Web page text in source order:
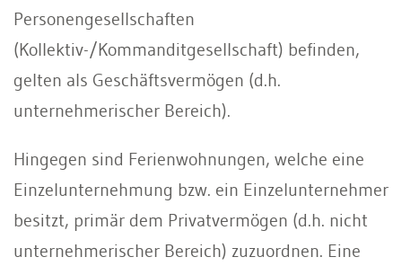
Personengesellschaften
(Kollektiv-/Kommanditgesellschaft) befinden,
gelten als Geschäftsvermögen (d.h.
unternehmerischer Bereich).
Hingegen sind Ferienwohnungen, welche eine
Einzelunternehmung bzw. ein Einzelunternehmer
besitzt, primär dem Privatvermögen (d.h. nicht
unternehmerischer Bereich) zuzuordnen. Eine